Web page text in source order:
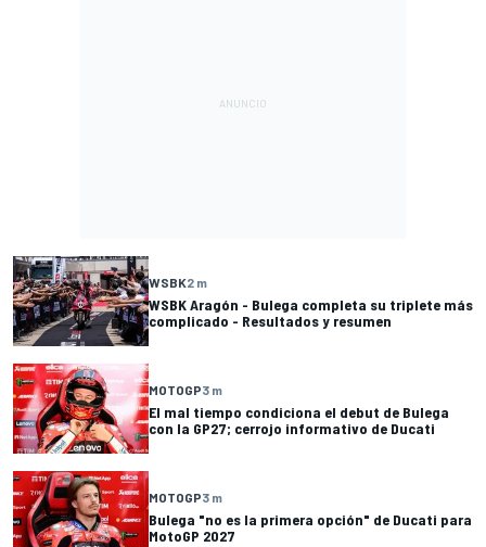
WSBK2 m
WSBK Aragón - Bulega completa su triplete más
complicado - Resultados y resumen
MOTOGP3 m
El mal tiempo condiciona el debut de Bulega
con la GP27; cerrojo informativo de Ducati
MOTOGP3 m
Bulega "no es la primera opción" de Ducati para
MotoGP 2027